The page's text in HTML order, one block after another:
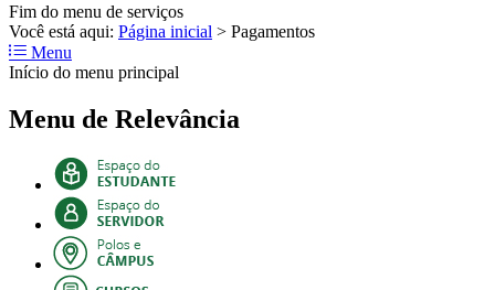
Fim do menu de serviços
Você está aqui: Página inicial > Pagamentos
Menu
Início do menu principal
Menu de Relevância